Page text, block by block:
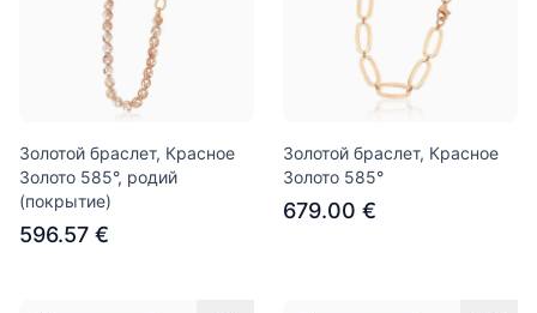
Золотой браслет, Красное
Золото 585°, родий
(покрытие)
596.57 €
Золотой браслет, Красное
Золото 585°
679.00 €